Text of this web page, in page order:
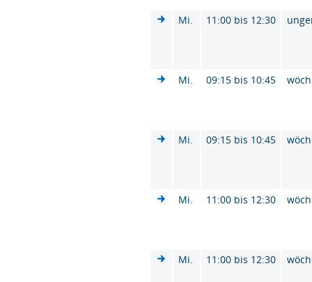
Mi. 11:00 bis 12:30
Mi. 09:15 bis 10:45
Mi. 09:15 bis 10:45
Mi. 11:00 bis 12:30
Mi. 11:00 bis 12:30